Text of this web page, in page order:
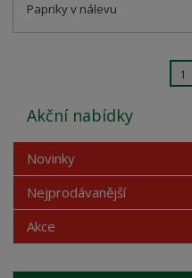
Papriky v nálevu
1
Akční nabídky
Novinky
Nejprodávanější
Akce